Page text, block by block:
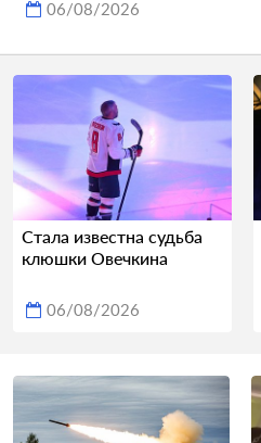
06/08/2026
Стала известна судьба
клюшки Овечкина
06/08/2026